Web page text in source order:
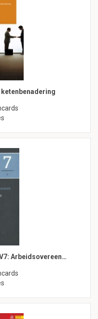
ketenbenadering
Arbeidsovereen…